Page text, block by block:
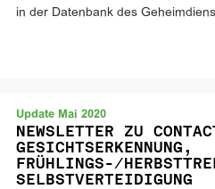
in der Datenbank des
Update Mai 2020
NEWSLETTER ZU
GESICHTSERKENNUNG,
FRÜHLINGS-/
SELBSTVERTEIDIGUNG